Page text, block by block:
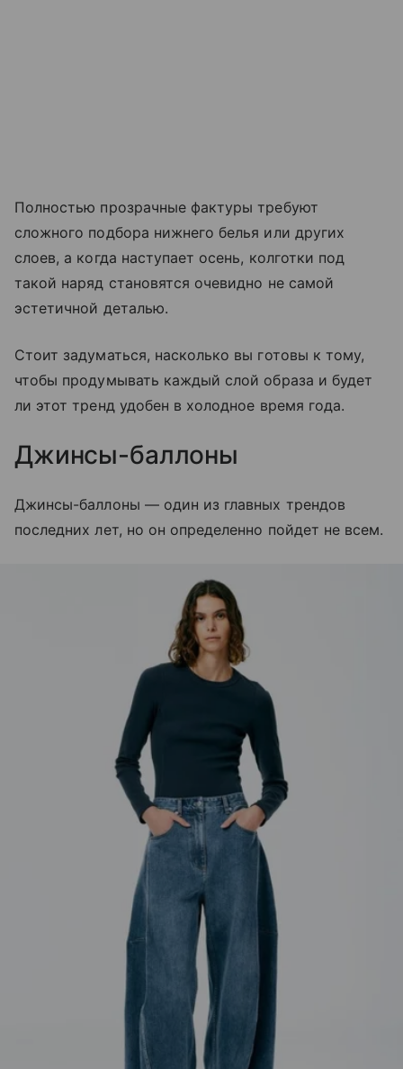
Полностью прозрачные фактуры требуют
сложного подбора нижнего белья или других
слоев, а когда наступает осень, колготки под
такой наряд становятся очевидно не самой
эстетичной деталью.
Стоит задуматься, насколько вы готовы к тому,
чтобы продумывать каждый слой образа и будет
ли этот тренд удобен в холодное время года.
Джинсы-баллоны
Джинсы-баллоны — один из главных трендов
последних лет, но он определенно пойдет не всем.